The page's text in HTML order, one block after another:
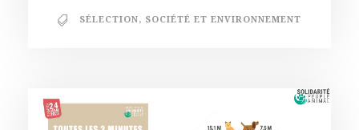
SÉLECTION, SOCIÉTÉ ET ENVIRONNEMENT